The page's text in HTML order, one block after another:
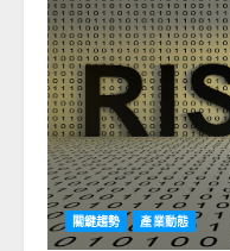
關鍵趨勢 產業動態